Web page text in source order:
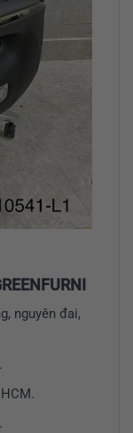
nguyên đai,